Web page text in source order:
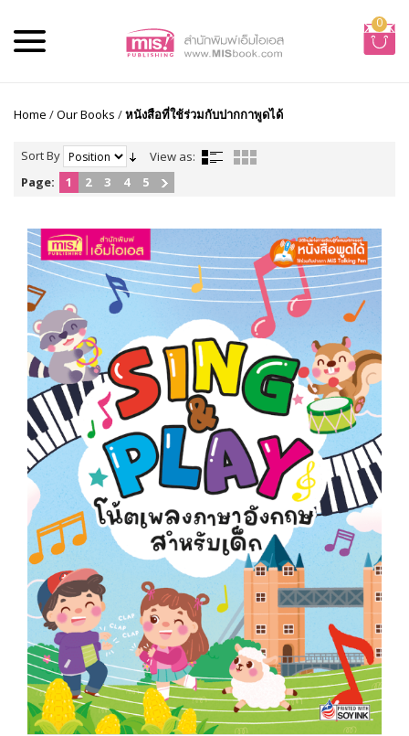
0
Home /Our Books /หนังสือที่ใช้ร่วมกับปากกาพูดได้
Sort By
View as:
Page:
1 2 3 4 5